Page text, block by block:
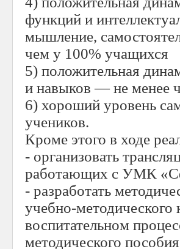
функций и
мышление,
чем у 100% учащихся
5) положительная
и навыков — не менее
6) хороший уровень
учеников.
Кроме этого в ходе
- организовать
работающих с УМК
- разработать
учебно-
воспитательном
методического